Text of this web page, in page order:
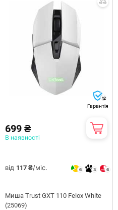
12
Гарантія
699 ₴
В наявності
від 117 ₴/міс. 6 3 6
Миша Trust GXT 110 Felox White
(25069)